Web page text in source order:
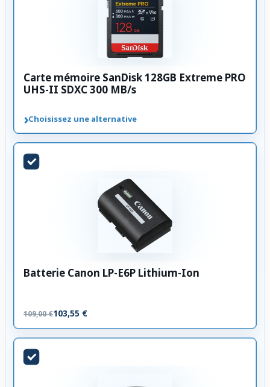
Carte mémoire SanDisk 128GB Extreme PRO
UHS-II SDXC 300 MB/s
›Choisissez une alternative
Batterie Canon LP-E6P Lithium-Ion
109,00 €103,55 €